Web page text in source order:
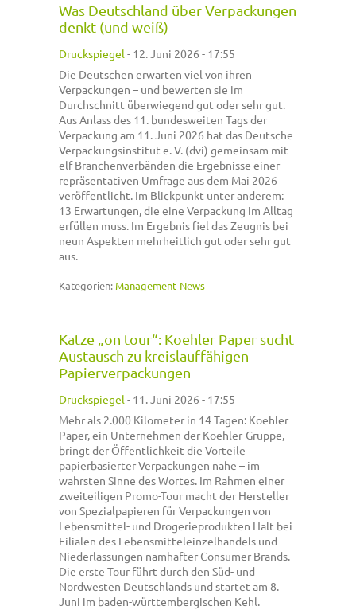
Was Deutschland über Verpackungen
denkt (und weiß)
Druckspiegel - 12. Juni 2026 - 17:55
Die Deutschen erwarten viel von ihren
Verpackungen – und bewerten sie im
Durchschnitt überwiegend gut oder sehr gut.
Aus Anlass des 11. bundesweiten Tags der
Verpackung am 11. Juni 2026 hat das Deutsche
Verpackungsinstitut e. V. (dvi) gemeinsam mit
elf Branchenverbänden die Ergebnisse einer
repräsentativen Umfrage aus dem Mai 2026
veröffentlicht. Im Blickpunkt unter anderem:
13 Erwartungen, die eine Verpackung im Alltag
erfüllen muss. Im Ergebnis fiel das Zeugnis bei
neun Aspekten mehrheitlich gut oder sehr gut
aus.
Kategorien: Management-News
Katze „on tour“: Koehler Paper sucht
Austausch zu kreislauffähigen
Papierverpackungen
Druckspiegel - 11. Juni 2026 - 17:55
Mehr als 2.000 Kilometer in 14 Tagen: Koehler
Paper, ein Unternehmen der Koehler-Gruppe,
bringt der Öffentlichkeit die Vorteile
papierbasierter Verpackungen nahe – im
wahrsten Sinne des Wortes. Im Rahmen einer
zweiteiligen Promo-Tour macht der Hersteller
von Spezialpapieren für Verpackungen von
Lebensmittel- und Drogerieprodukten Halt bei
Filialen des Lebensmitteleinzelhandels und
Niederlassungen namhafter Consumer Brands.
Die erste Tour führt durch den Süd- und
Nordwesten Deutschlands und startet am 8.
Juni im baden-württembergischen Kehl.